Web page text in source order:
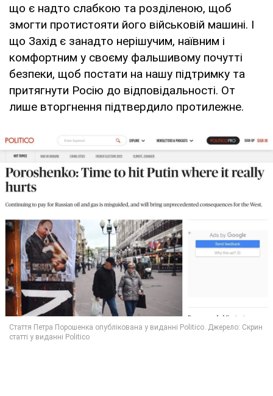
що є надто слабкою та розділеною, щоб
змогти протистояти його військовій машині. І
що Захід є занадто нерішучим, наївним і
комфортним у своєму фальшивому почутті
безпеки, щоб постати на нашу підтримку та
притягнути Росію до відповідальності. От
лише вторгнення підтвердило протилежне.